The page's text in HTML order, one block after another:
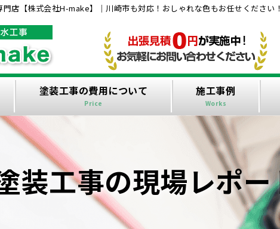
店【株式会社H-make】｜川崎市も対応！おしゃれな色もお任せください
塗装工事の費用について
Price
施工事例
Works
装工事の現場レポー